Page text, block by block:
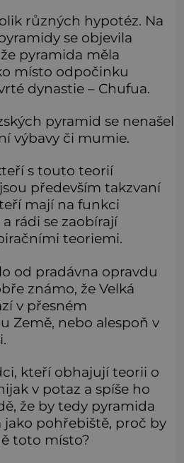
různých hypotéz. Na
se objevila
pyramida měla
místo odpočinku
dynastie – Chufua.
pyramid se nenašel
výbavy či mumie.
s touto teorií
především takzvaní
mají na funkci
rádi se zaobírají
teoriemi.
od pradávna opravdu
známo, že Velká
v přesném
Země, nebo alespoň v
kteří obhajují teorii o
v potaz a spíše ho
že by tedy pyramida
pohřebiště, proč by
toto místo?